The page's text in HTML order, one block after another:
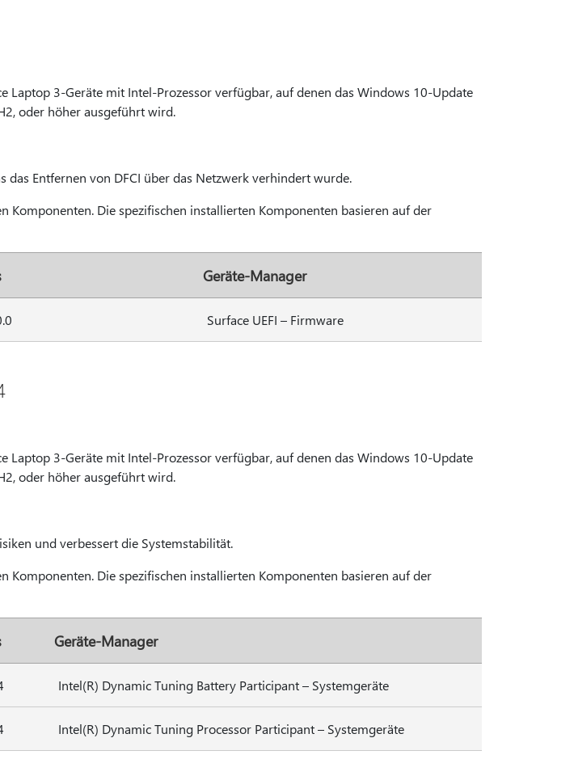
Laptop 3-Geräte mit Intel-Prozessor verfügbar, auf denen das Windows 10-Update
oder höher ausgeführt wird.
das Entfernen von DFCI über das Netzwerk verhindert wurde.
Komponenten. Die spezifischen installierten Komponenten basieren auf der
Geräte-Manager
Surface UEFI – Firmware
Laptop 3-Geräte mit Intel-Prozessor verfügbar, auf denen das Windows 10-Update
oder höher ausgeführt wird.
und verbessert die Systemstabilität.
Komponenten. Die spezifischen installierten Komponenten basieren auf der
Geräte-Manager
Intel(R) Dynamic Tuning Battery Participant – Systemgeräte
Intel(R) Dynamic Tuning Processor Participant – Systemgeräte